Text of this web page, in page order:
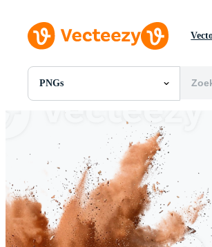
PNGs
Alle Afbeeldingen
PSDs
Sjablonen
Vectoren
Videos
Motion graphics
Redactionele Afbeeldingen
Redactionele Evenementen